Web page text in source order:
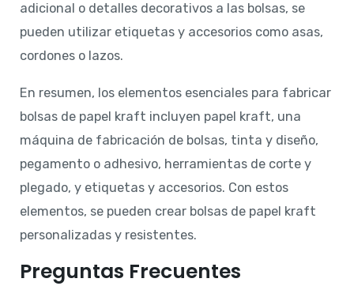
adicional o detalles decorativos a las bolsas, se
pueden utilizar etiquetas y accesorios como asas,
cordones o lazos.
En resumen, los elementos esenciales para fabricar
bolsas de papel kraft incluyen papel kraft, una
máquina de fabricación de bolsas, tinta y diseño,
pegamento o adhesivo, herramientas de corte y
plegado, y etiquetas y accesorios. Con estos
elementos, se pueden crear bolsas de papel kraft
personalizadas y resistentes.
Preguntas Frecuentes